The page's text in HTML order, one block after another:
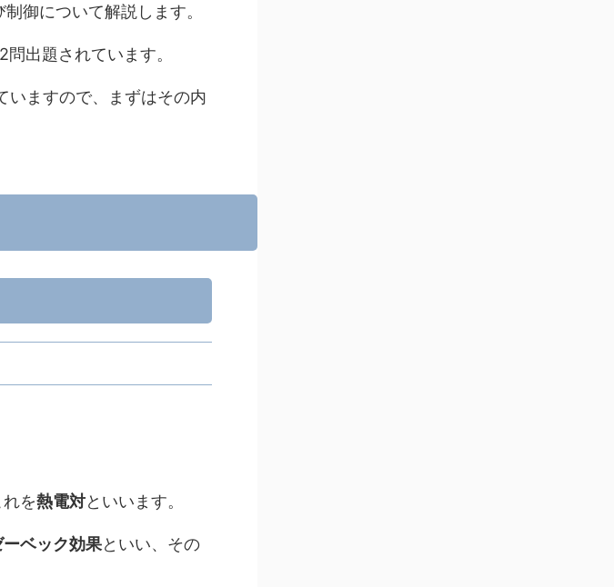
御について解説します。
出題されています。
いますので、まずはその内
を熱電対といいます。
ーベック効果といい、その